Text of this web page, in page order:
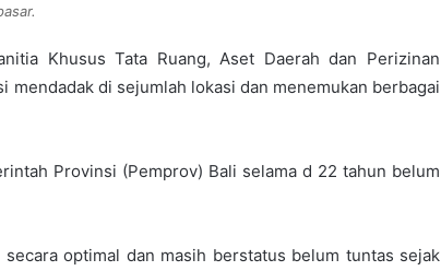
Khusus Tata Ruang, Aset Daerah dan Perizinan
mendadak di sejumlah lokasi dan menemukan berbagai
Provinsi (Pemprov) Bali selama d 22 tahun belum
optimal dan masih berstatus belum tuntas sejak